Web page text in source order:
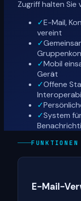
Zugriff halten Sie
✓E-Mail,
vereint
✓
✓Mobil
Gerät
✓Offene
✓
✓System
E-Mail-